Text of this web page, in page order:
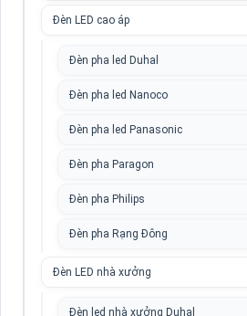
Đèn LED cao áp
Đèn pha led Duhal
Đèn pha led Nanoco
Đèn pha led Panasonic
Đèn pha Paragon
Đèn pha Philips
Đèn pha Rạng Đông
Đèn LED nhà xưởng
Đèn led nhà xưởng Duhal